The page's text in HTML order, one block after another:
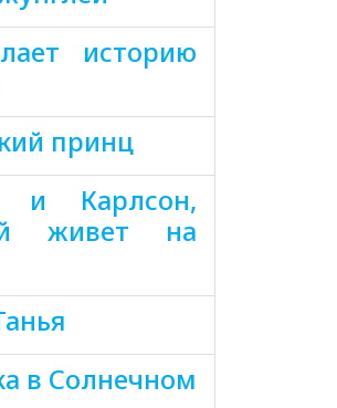
историю
принц
и Карлсон,
живет на
в Солнечном